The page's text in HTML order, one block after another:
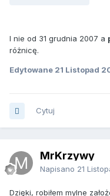
I nie od 31 grudnia 2007 a
różnicę.
Edytowane 21 Listopad
Cytuj
MrKrzywy
Napisano 21
Dzięki, robiłem mylne